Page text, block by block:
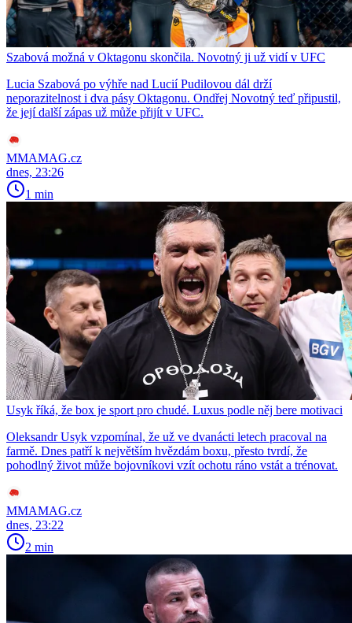
Szabová možná v Oktagonu skončila. Novotný ji už vidí v UFC
Lucia Szabová po výhře nad Lucií Pudilovou dál drží
neporazitelnost i dva pásy Oktagonu. Ondřej Novotný teď připustil,
že její další zápas už může přijít v UFC.
MMAMAG.cz
dnes, 23:26
1 min
Usyk říká, že box je sport pro chudé. Luxus podle něj bere motivaci
Oleksandr Usyk vzpomínal, že už ve dvanácti letech pracoval na
farmě. Dnes patří k největším hvězdám boxu, přesto tvrdí, že
pohodlný život může bojovníkovi vzít ochotu ráno vstát a trénovat.
MMAMAG.cz
dnes, 23:22
2 min